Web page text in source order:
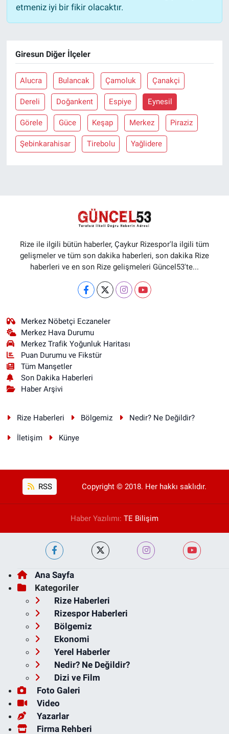
etmeniz iyi bir fikir olacaktır.
Giresun Diğer İlçeler
Alucra Bulancak Çamoluk Çanakçi
Dereli Doğankent Espiye Eynesil
Görele Güce Keşap Merkez Piraziz
Şebinkarahisar Tirebolu Yağlidere
Rize ile ilgili bütün haberler, Çaykur Rizespor'la ilgili tüm
gelişmeler ve tüm son dakika haberleri, son dakika Rize
haberleri ve en son Rize gelişmeleri Güncel53'te...
Merkez Nöbetçi Eczaneler
Merkez Hava Durumu
Merkez Trafik Yoğunluk Haritası
Puan Durumu ve Fikstür
Tüm Manşetler
Son Dakika Haberleri
Haber Arşivi
Rize Haberleri Bölgemiz Nedir? Ne Değildir?
İletişim Künye
RSS Copyright © 2018. Her hakkı saklıdır.
Haber Yazılımı: TE Bilişim
Ana Sayfa
Kategoriler
Rize Haberleri
Rizespor Haberleri
Bölgemiz
Ekonomi
Yerel Haberler
Nedir? Ne Değildir?
Dizi ve Film
Foto Galeri
Video
Yazarlar
Firma Rehberi